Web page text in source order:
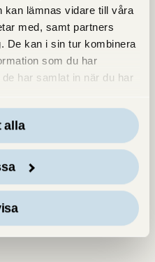
kan lämnas vidare till våra
med, samt partners
De kan i sin tur kombinera
som du har
har samlat in när du har
alla